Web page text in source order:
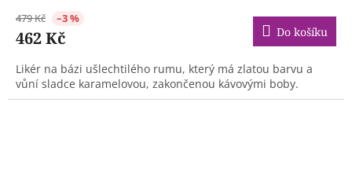
479 Kč –3 %
462 Kč Do košíku
Likér na bázi ušlechtilého rumu, který má zlatou barvu a
vůní sladce karamelovou, zakončenou kávovými boby.